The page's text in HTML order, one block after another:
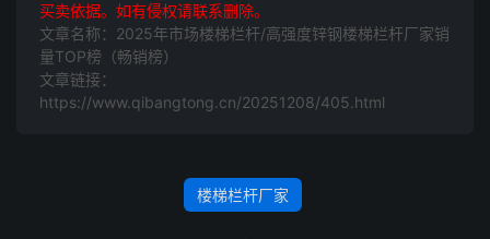
买卖依据。如有侵权请联系删除。
文章名称：2025年市场楼梯栏杆/高强度锌钢楼梯栏杆厂家销
量TOP榜（畅销榜）
文章链接：
https://www.qibangtong.cn/20251208/405.html
楼梯栏杆厂家